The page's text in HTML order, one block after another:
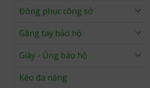
Đồng phục công sở
Găng tay bảo hộ
Giày - Ủng bảo hộ
Kéo đa năng